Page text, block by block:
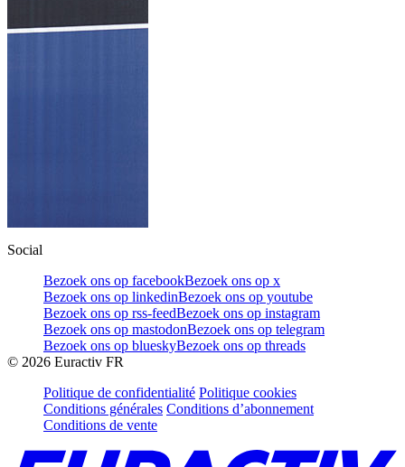
Social
Bezoek ons op facebookBezoek ons op x
Bezoek ons op linkedinBezoek ons op youtube
Bezoek ons op rss-feedBezoek ons op instagram
Bezoek ons op mastodonBezoek ons op telegram
Bezoek ons op blueskyBezoek ons op threads
© 2026 Euractiv FR
Politique de confidentialité Politique cookies
Conditions générales Conditions d’abonnement
Conditions de vente